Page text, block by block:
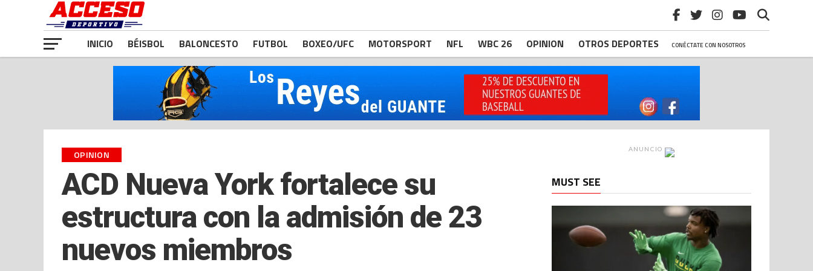
CONÉCTATE CON NOSOTROS
INICIO BÉISBOL BALONCESTO FUTBOL BOXEO/UFC MOTORSPORT NFL WBC 26 OPINION OTROS DEPORTES
OPINION
ACD Nueva York fortalece su
estructura con la admisión de 23
nuevos miembros
ANUNCIO
MUST SEE